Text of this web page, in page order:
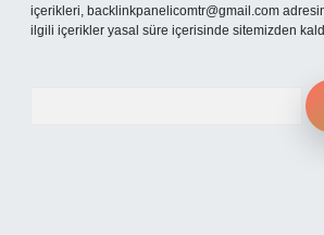
içerikleri, backlinkpanelicomtr@gmail.com
ilgili içerikler yasal süre içerisinde sitemizden